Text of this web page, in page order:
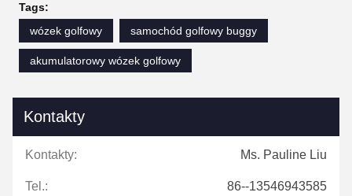
Tags:
wózek golfowy
samochód golfowy buggy
akumulatorowy wózek golfowy
Kontakty
Kontakty: Ms. Pauline Liu
Tel.: 86--13546943585